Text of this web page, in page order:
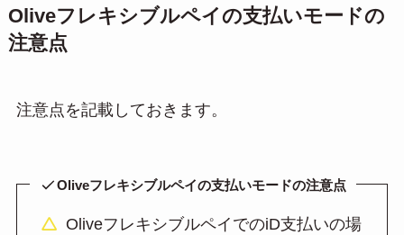
Oliveフレキシブルペイの支払いモードの
注意点
注意点を記載しておきます。
Oliveフレキシブルペイの支払いモードの注意点
OliveフレキシブルペイでのiD支払いの場